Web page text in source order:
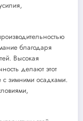
благодаря
Высокая
делают этот
зимними осадками.